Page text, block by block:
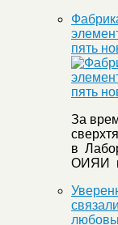
пять
За
в
ОИЯИ